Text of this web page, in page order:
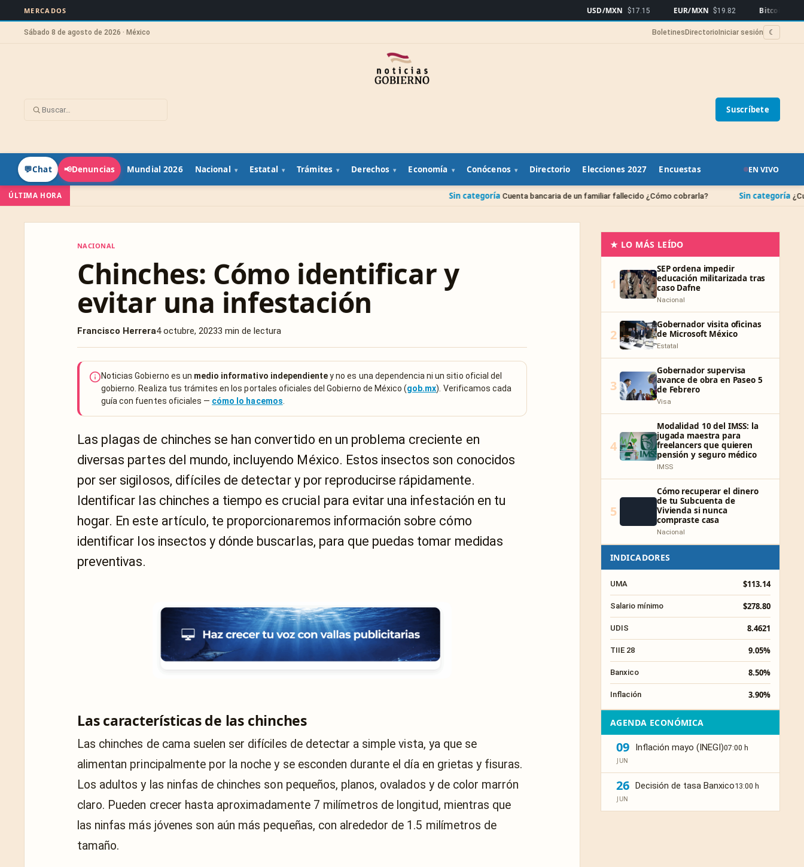
MERCADOS USD/MXN $17.15 EUR/MXN $19.82 Bitcoin $64,969
Sábado 8 de agosto de 2026 · México Boletines Directorio Iniciar sesión ☾
Suscríbete
💬Chat 📢Denuncias Mundial 2026 Nacional Estatal Trámites Derechos Economía Conócenos Directorio Elecciones 2027 Encuestas EN VIVO
ÚLTIMA HORA Cuenta bancaria de un familiar fallecido ¿Cómo cobrarla? Sin categoría ¿Cuándo se borran
NACIONAL
Chinches: Cómo identificar y
evitar una infestación
Francisco Herrera4 octubre, 20233 min de lectura
Noticias Gobierno es un medio informativo independientey no es una dependencia ni un sitio oficial del
gobierno. Realiza tus trámites en los portales oficiales del Gobierno de México (gob.mx). Verificamos cada
guía con fuentes oficiales — cómo lo hacemos
Las plagas de chinches se han convertido en un problema creciente en
diversas partes del mundo, incluyendo México. Estos insectos son conocidos
por ser sigilosos, difíciles de detectar y por reproducirse rápidamente.
Identificar las chinches a tiempo es crucial para evitar una infestación en tu
hogar. En este artículo, te proporcionaremos información sobre cómo
identificar los insectos y dónde buscarlas, para que puedas tomar medidas
preventivas.
Las características de las chinches
Las chinches de cama suelen ser difíciles de detectar a simple vista, ya que se
alimentan principalmente por la noche y se esconden durante el día en grietas y fisuras.
Los adultos y las ninfas de chinches son pequeños, planos, ovalados y de color marrón
claro. Pueden crecer hasta aproximadamente 7 milímetros de longitud, mientras que
las ninfas más jóvenes son aún más pequeñas, con alrededor de 1.5 milímetros de
tamaño.
★ LO MÁS LEÍDO
1
SEP ordena impedir
educación militarizada tras
caso Dafne
Nacional
2
Gobernador visita oficinas
de Microsoft México
Estatal
3
Gobernador supervisa
avance de obra en Paseo 5
de Febrero
Visa
4
Modalidad 10 del IMSS: la
jugada maestra para
freelancers que quieren
pensión y seguro médico
IMSS
5
Cómo recuperar el dinero
de tu Subcuenta de
Vivienda si nunca
compraste casa
Nacional
INDICADORES
UMA $113.14
Salario mínimo $278.80
UDIS 8.4621
TIIE 28 9.05%
Banxico 8.50%
Inflación 3.90%
AGENDA ECONÓMICA
09
JUN
Inflación mayo (INEGI)07:00 h
26
JUN
Decisión de tasa Banxico13:00 h